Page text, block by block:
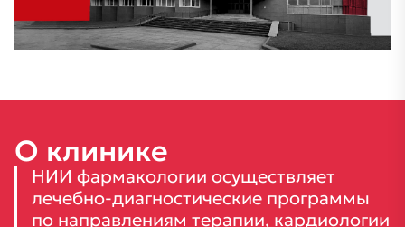
О клинике
НИИ фармакологии осуществляет
лечебно-диагностические программы
по направлениям терапии, кардиологии